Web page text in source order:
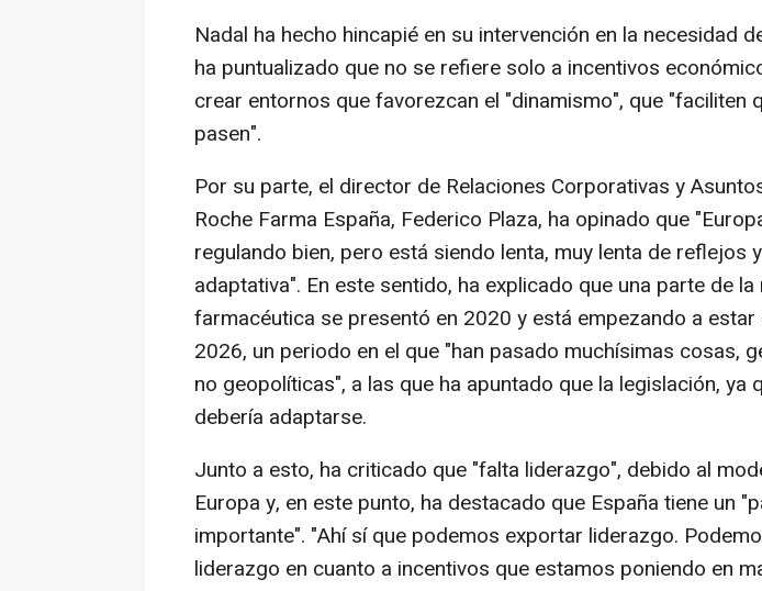
Nadal ha hecho hincapié en su intervención en la necesidad
ha puntualizado que no se refiere solo a incentivos
crear entornos que favorezcan el "dinamismo", que "faciliten
pasen".
Por su parte, el director de Relaciones Corporativas y
Roche Farma España, Federico Plaza, ha opinado que
regulando bien, pero está siendo lenta, muy lenta de reflejos
adaptativa". En este sentido, ha explicado que una parte de
farmacéutica se presentó en 2020 y está empezando a estar
2026, un periodo en el que "han pasado muchísimas cosas,
no geopolíticas", a las que ha apuntado que la legislación, ya
debería adaptarse.
Junto a esto, ha criticado que "falta liderazgo", debido al
Europa y, en este punto, ha destacado que España tiene un
importante". "Ahí sí que podemos exportar liderazgo.
liderazgo en cuanto a incentivos que estamos poniendo en